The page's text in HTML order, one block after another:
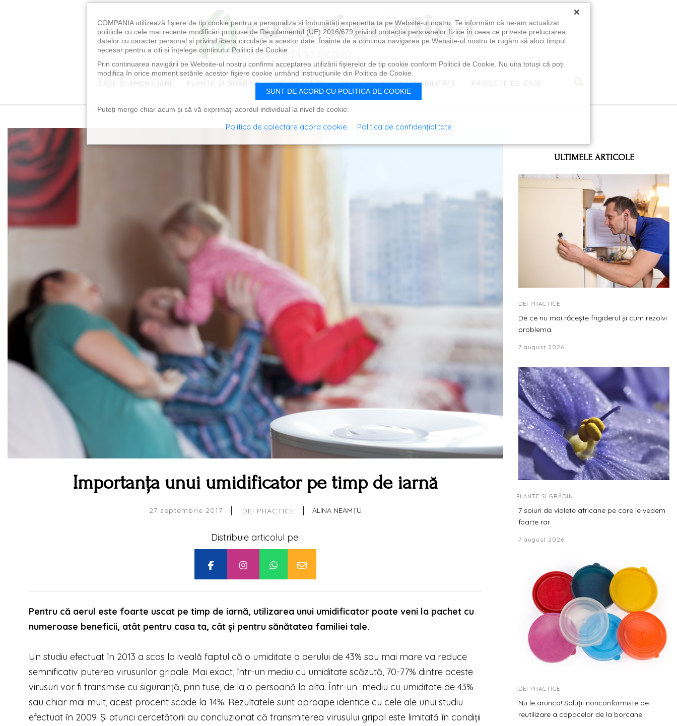
CASE ȘI AMENAJĂRI PLANTE ȘI GRĂDINI IDEI PRACTICE ECOLOGIE ȘI SUSTENABILITATE PROIECTE DE CASE
Importanța unui umidificator pe timp de iarnă
27 septembrie 2017 | IDEI PRACTICE | ALINA NEAMȚU
Distribuie articolul pe:
Pentru că aerul este foarte uscat pe timp de iarnă, utilizarea unui umidificator poate veni la pachet cu
numeroase beneficii, atât pentru casa ta, cât și pentru sănătatea familiei tale.
Un studiu efectuat în 2013 a scos la iveală faptul că o umiditate a aerului de 43% sau mai mare va reduce
semnificativ puterea virusurilor gripale. Mai exact, într-un mediu cu umiditate scăzută, 70-77% dintre aceste
virusuri vor fi transmise cu siguranță, prin tuse, de la o persoană la alta. Într-un mediu cu umiditate de 43%
sau chiar mai mult, acest procent scade la 14%. Rezultatele sunt aproape identice cu cele ale unui studiu
efectuat în 2009. Și atunci cercetătorii au concluzionat că transmiterea virusului gripal este limitată în condiții
ULTIMELE ARTICOLE
IDEI PRACTICE
De ce nu mai răcește frigiderul și cum rezolvi
problema
7 august 2026
PLANTE ȘI GRĂDINI
7 soiuri de violete africane pe care le vedem
foarte rar
7 august 2026
IDEI PRACTICE
Nu le arunca! Soluții nonconformiste de
reutilizare a capacelor de la borcane
×
COMPANIA utilizează fişiere de tip cookie pentru a personaliza și îmbunătăți experiența ta pe Website-ul nostru. Te informăm că ne-am actualizat
politicile cu cele mai recente modificări propuse de Regulamentul (UE) 2016/679 privind protecția persoanelor fizice în ceea ce privește prelucrarea
datelor cu caracter personal și privind libera circulație a acestor date. Înainte de a continua navigarea pe Website-ul nostru te rugăm să aloci timpul
necesar pentru a citi și înțelege conținutul Politicii de Cookie.
Prin continuarea navigării pe Website-ul nostru confirmi acceptarea utilizării fişierelor de tip cookie conform Politicii de Cookie. Nu uita totuși că poți
modifica în orice moment setările acestor fişiere cookie urmând instrucțiunile din Politica de Cookie.
SUNT DE ACORD CU POLITICA DE COOKIE
Puteți merge chiar acum și să vă exprimați acordul individual la nivel de cookie:
Politica de colectare acord cookie Politica de confidențialitate